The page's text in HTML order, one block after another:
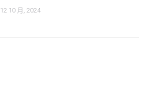
12 10 月, 2024